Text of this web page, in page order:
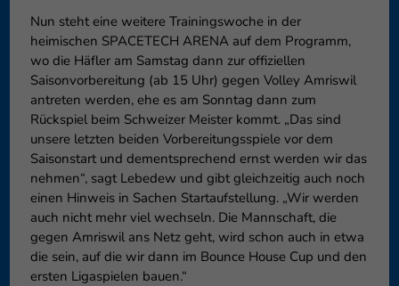
Nun steht eine weitere Trainingswoche in der
heimischen SPACETECH ARENA auf dem Programm,
wo die Häfler am Samstag dann zur offiziellen
Saisonvorbereitung (ab 15 Uhr) gegen Volley Amriswil
antreten werden, ehe es am Sonntag dann zum
Rückspiel beim Schweizer Meister kommt. „Das sind
unsere letzten beiden Vorbereitungsspiele vor dem
Saisonstart und dementsprechend ernst werden wir das
nehmen“, sagt Lebedew und gibt gleichzeitig auch noch
einen Hinweis in Sachen Startaufstellung. „Wir werden
auch nicht mehr viel wechseln. Die Mannschaft, die
gegen Amriswil ans Netz geht, wird schon auch in etwa
die sein, auf die wir dann im Bounce House Cup und den
ersten Ligaspielen bauen.“